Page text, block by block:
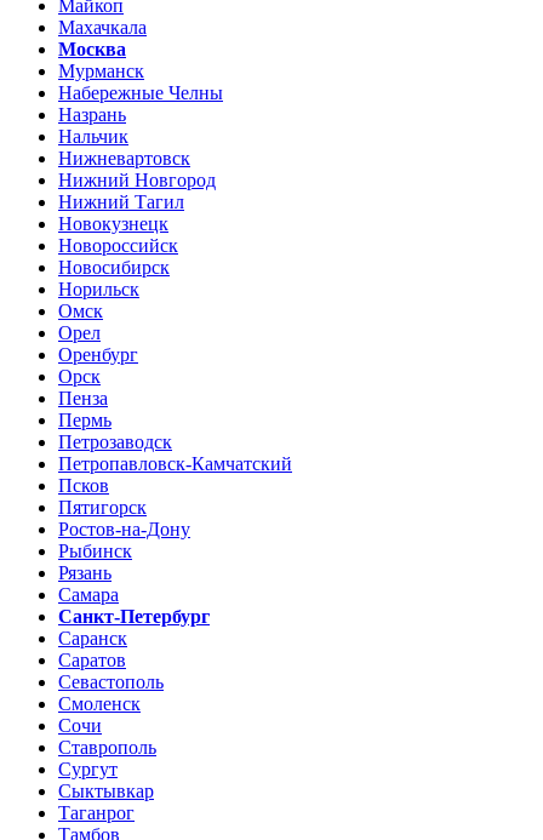
Майкоп
Махачкала
Москва
Мурманск
Набережные Челны
Назрань
Нальчик
Нижневартовск
Нижний Новгород
Нижний Тагил
Новокузнецк
Новороссийск
Новосибирск
Норильск
Омск
Орел
Оренбург
Орск
Пенза
Пермь
Петрозаводск
Петропавловск-Камчатский
Псков
Пятигорск
Ростов-на-Дону
Рыбинск
Рязань
Самара
Санкт-Петербург
Саранск
Саратов
Севастополь
Смоленск
Сочи
Ставрополь
Сургут
Сыктывкар
Таганрог
Тамбов